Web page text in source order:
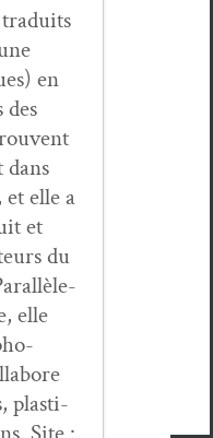
en
des
dans
et elle a
et
du
elle
plas­ti­